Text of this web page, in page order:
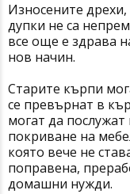
Износените
дупки не са
все още е здрава
нов начин.
Старите кърпи
се превърнат в
могат да
покриване на
която вече не
поправена,
домашни нужди.